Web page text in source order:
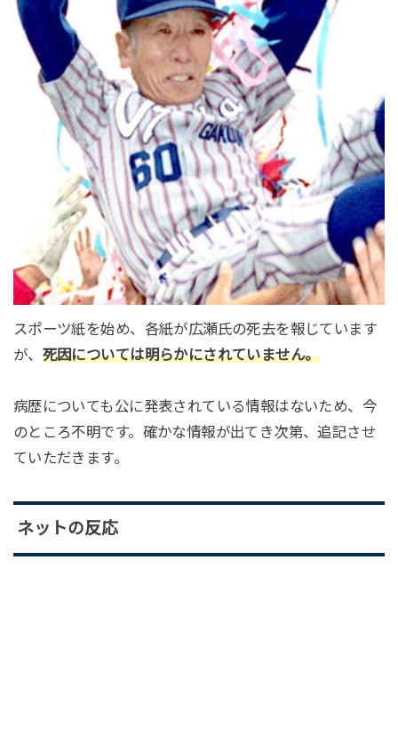
スポーツ紙を始め、各紙が広瀬氏の死去を報じています
が、 死因については明らかにされていません。
病歴についても公に発表されている情報はないため、今
のところ不明です。確かな情報が出てき次第、追記させ
ていただきます。
ネットの反応